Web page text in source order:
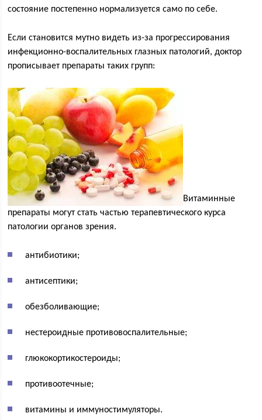
состояние постепенно нормализуется само по себе.
Если становится мутно видеть из-за прогрессирования
инфекционно-воспалительных глазных патологий, доктор
прописывает препараты таких групп:
Витаминные
препараты могут стать частью терапевтического курса
патологии органов зрения.
антибиотики;
антисептики;
обезболивающие;
нестероидные противовоспалительные;
глюкокортикостероиды;
противоотечные;
витамины и иммуностимуляторы.